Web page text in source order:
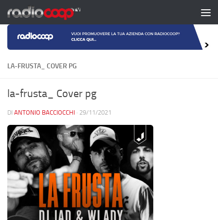
Salta al contenuto
LA-FRUSTA_ COVER PG
la-frusta_ Cover pg
DI ANTONIO BACCIOCCHI · 29/11/2021